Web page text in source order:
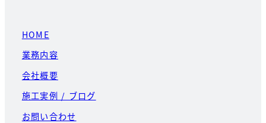
HOME
業務内容
会社概要
施工実例 / ブログ
お問い合わせ